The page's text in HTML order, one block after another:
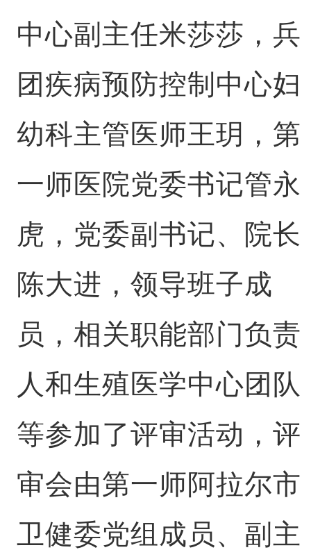
中心副主任米莎莎，兵
团疾病预防控制中心妇
幼科主管医师王玥，第
一师医院党委书记管永
虎，党委副书记、院长
陈大进，领导班子成
员，相关职能部门负责
人和生殖医学中心团队
等参加了评审活动，评
审会由第一师阿拉尔市
卫健委党组成员、副主